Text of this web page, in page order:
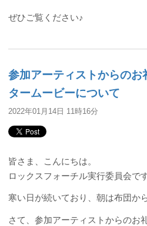
ぜひご覧ください♪
参加アーティストからのお
タームービーについて
2022年01月14日 11時16分
皆さま、こんにちは。
ロックスフォーチル実行委員会です
寒い日が続いており、朝は布団か
さて、参加アーティストからのお